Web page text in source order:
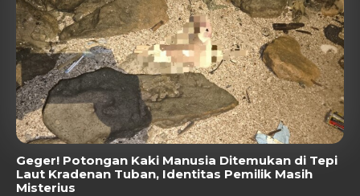
Geger! Potongan Kaki Manusia Ditemukan di Tepi
Laut Kradenan Tuban, Identitas Pemilik Masih
Misterius